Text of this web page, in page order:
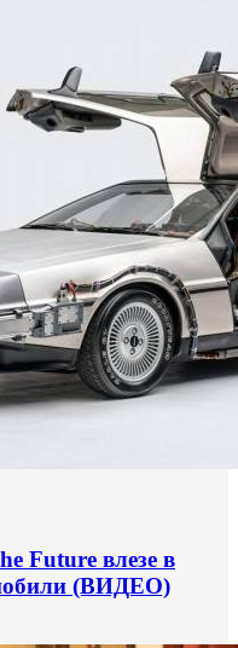
Future влезе в
(ВИДЕО)